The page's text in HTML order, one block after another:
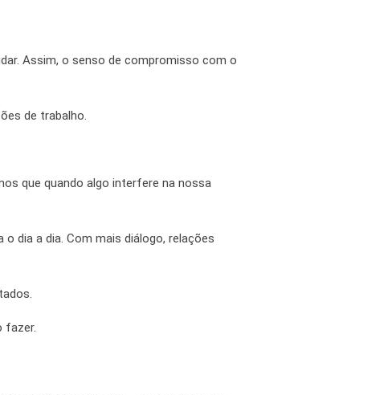
Assim, o senso de compromisso com o
de trabalho.
que quando algo interfere na nossa
dia a dia. Com mais diálogo, relações
fazer.